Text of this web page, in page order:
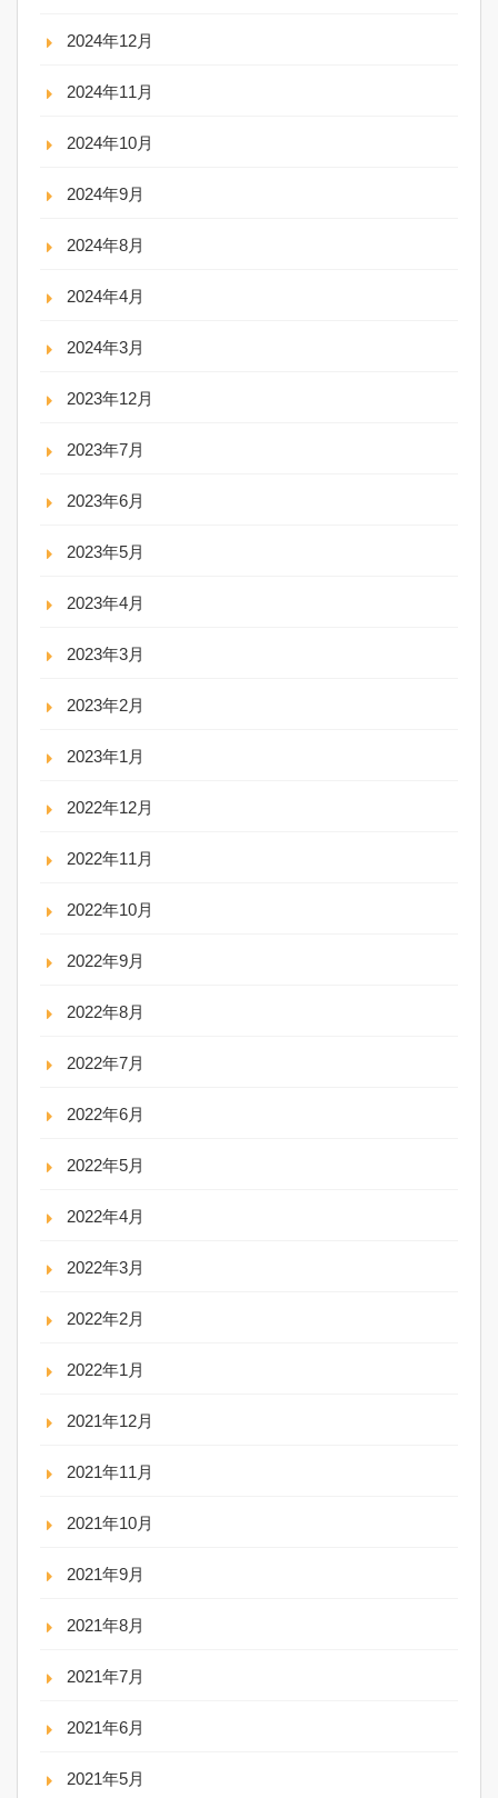
2024年12月
2024年11月
2024年10月
2024年9月
2024年8月
2024年4月
2024年3月
2023年12月
2023年7月
2023年6月
2023年5月
2023年4月
2023年3月
2023年2月
2023年1月
2022年12月
2022年11月
2022年10月
2022年9月
2022年8月
2022年7月
2022年6月
2022年5月
2022年4月
2022年3月
2022年2月
2022年1月
2021年12月
2021年11月
2021年10月
2021年9月
2021年8月
2021年7月
2021年6月
2021年5月